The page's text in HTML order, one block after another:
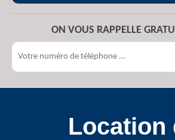
ON VOUS RAPPELLE
Location